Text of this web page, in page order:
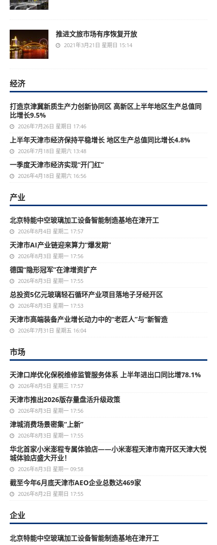
推进文旅市场有序恢复开放
2021年3月21日 星期日 15:14
经济
打造京津冀新质生产力创新协同区 高新区上半年地区生产总值同
比增长9.5%
2026年7月26日 星期日 17:46
上半年天津市经济保持平稳增长 地区生产总值同比增长4.8%
2026年7月18日 星期六 13:48
一季度天津市经济实现“开门红”
2026年4月18日 星期六 16:56
产业
北京特能中空玻璃加工设备智能制造基地在津开工
2026年8月4日 星期二 17:57
天津市AI产业链迎来算力“爆发期”
2026年8月3日 星期一 17:56
德国“隐形冠军”在津增资扩产
2026年8月3日 星期一 17:55
总投资5亿元玻璃轻石循环产业项目落地子牙经开区
2026年8月3日 星期一 17:53
天津市高端装备产业增长动力中的“老匠人”与“新智造
2026年7月31日 星期五 16:04
市场
天津口岸优化保税维修监管服务体系 上半年进出口同比增78.1%
2026年8月5日 星期三 17:57
天津市推出2026版存量盘活升级政策
2026年8月3日 星期一 17:56
津城消费场景密集“上新”
2026年8月3日 星期一 17:55
华北首家小米澎程专属体验店——小米澎程天津市南开区天津大悦
城体验店盛大开业！
2026年8月3日 星期一 09:58
截至今年6月底天津市AEO企业总数达469家
2026年8月2日 星期日 17:55
企业
北京特能中空玻璃加工设备智能制造基地在津开工